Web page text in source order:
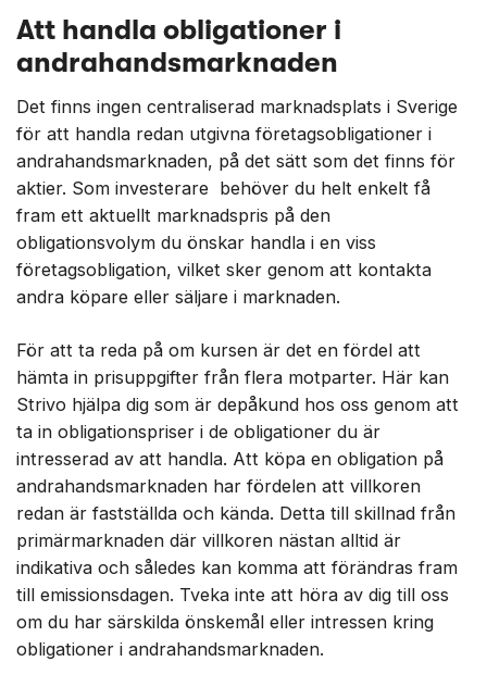
Att handla obligationer i
andrahandsmarknaden
Det finns ingen centraliserad marknadsplats i Sverige
för att handla redan utgivna företagsobligationer i
andrahandsmarknaden, på det sätt som det finns för
aktier. Som investerare behöver du helt enkelt få
fram ett aktuellt marknadspris på den
obligationsvolym du önskar handla i en viss
företagsobligation, vilket sker genom att kontakta
andra köpare eller säljare i marknaden.
För att ta reda på om kursen är det en fördel att
hämta in prisuppgifter från flera motparter. Här kan
Strivo hjälpa dig som är depåkund hos oss genom att
ta in obligationspriser i de obligationer du är
intresserad av att handla. Att köpa en obligation på
andrahandsmarknaden har fördelen att villkoren
redan är fastställda och kända. Detta till skillnad från
primärmarknaden där villkoren nästan alltid är
indikativa och således kan komma att förändras fram
till emissionsdagen. Tveka inte att höra av dig till oss
om du har särskilda önskemål eller intressen kring
obligationer i andrahandsmarknaden.